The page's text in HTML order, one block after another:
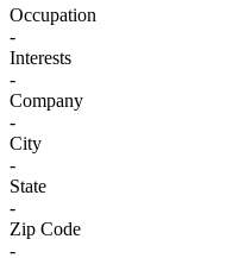
Occupation
-
Interests
-
Company
-
City
-
State
-
Zip Code
-